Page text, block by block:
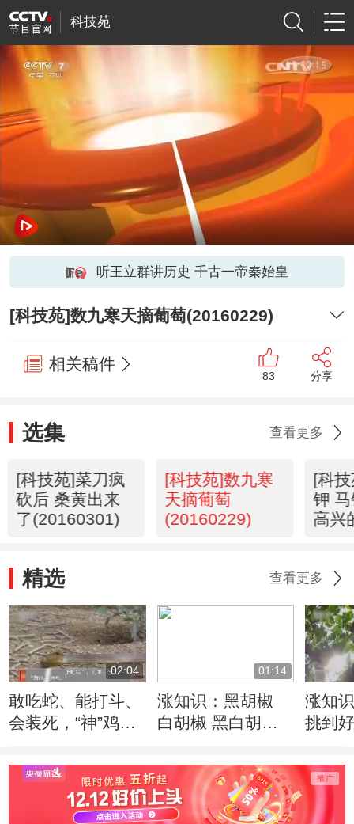
科技苑
听王立群讲历史 千古一帝秦始皇
[科技苑]数九寒天摘葡萄(20160229)
相关稿件
83 分享
选集 查看更多
[科技苑]菜刀疯
砍后 桑黄出来
了(20160301)
[科技苑]数九寒
天摘葡萄
(20160229)
[科
钾
高兴
精选 查看更多
02:04
敢吃蛇、能打斗、
会装死，“神”鸡来
01:14
涨知识：黑胡椒
白胡椒 黑白胡椒
涨知
挑到